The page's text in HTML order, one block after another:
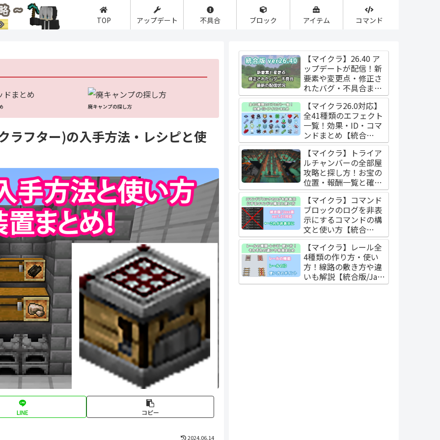
TOP アップデート 不具合 ブロック アイテム コマンド
廃キャンプの探し方
ラフター)の入手方法・レシピと使
LINE コピー
2024.06.14
【マイクラ】26.40 ア
ップデートが配信！新
要素や変更点・修正さ
れたバグ・不具合まと
め【統合版】
【マイクラ26.0対応】
全41種類のエフェクト
一覧！効果・ID・コマ
ンドまとめ【統合
版/Java版】
【マイクラ】トライア
ルチャンバーの全部屋
攻略と探し方！お宝の
位置・報酬一覧と確率
【Java版/統合版】
【マイクラ】コマンド
ブロックのログを非表
示にするコマンドの構
文と使い方【統合
版/Java版】
【マイクラ】レール全
4種類の作り方・使い
方！線路の敷き方や違
いも解説【統合版/Java
版】